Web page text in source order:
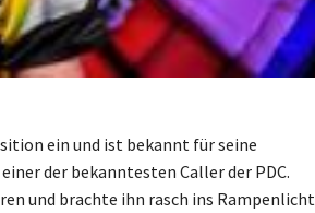
ein und ist bekannt für seine
der bekanntesten Caller der PDC.
und brachte ihn rasch ins Rampenlicht